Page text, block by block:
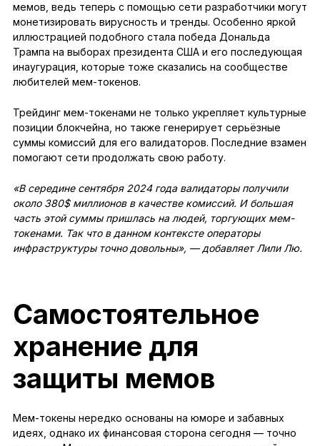
мемов, ведь теперь с помощью сети разработчики могут
монетизировать вирусность и тренды. Особенно яркой
иллюстрацией подобного стала победа Дональда
Трампа на выборах президента США и его последующая
инаугурация, которые тоже сказались на сообществе
любителей мем-токенов.
Трейдинг мем-токенами не только укрепляет культурные
позиции блокчейна, но также генерирует серьёзные
суммы комиссий для его валидаторов. Последние взамен
помогают сети продолжать свою работу.
«В середине сентября 2024 года валидаторы получили
около 380$ миллионов в качестве комиссий. И большая
часть этой суммы пришлась на людей, торгующих мем-
токенами. Так что в данном контексте операторы
инфраструктуры точно довольны», — добавляет Лили Лю.
Самостоятельное
хранение для
защиты мемов
Мем-токены нередко основаны на юморе и забавных
идеях, однако их финансовая сторона сегодня — точно